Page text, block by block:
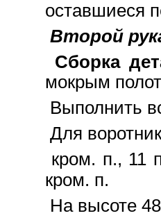
оставшиеся
Второй
Сборка
мокрым
Выполнить
Для
кром. п., 11
кром. п.
На высоте